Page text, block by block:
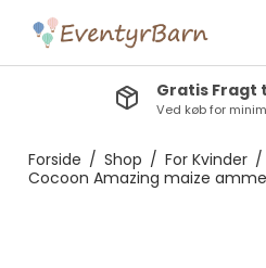
Gratis Fragt
Ved køb for
Forside / Shop / For Kvinder /
Cocoon Amazing maize